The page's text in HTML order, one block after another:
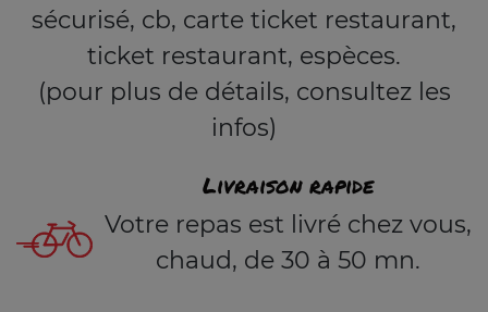
sécurisé, cb, carte ticket restaurant,
ticket restaurant, espèces.
(pour plus de détails, consultez les
infos)
Livraison rapide
Votre repas est livré chez vous,
chaud, de 30 à 50 mn.